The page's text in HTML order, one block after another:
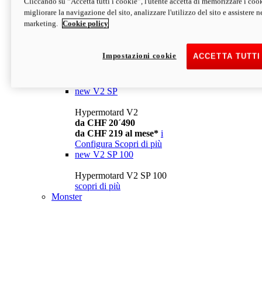
da CHF 13´990
Configura Scopri di più
newV2
da CHF 15´990
new V2 SP
Hypermotard V2
da CHF 20´490
da CHF 219 al mese* i
Configura Scopri di più
new V2 SP 100
Hypermotard V2 SP 100
scopri di più
Monster
migliorare la navigazione del sito, analizzare l'utilizzo del sito e assistere
marketing.
Cookie policy
ACCETTA
Impostazioni cookie